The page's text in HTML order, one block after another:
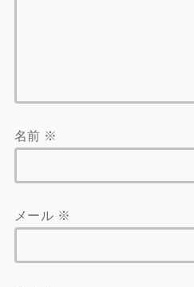
名前 ※
メール ※